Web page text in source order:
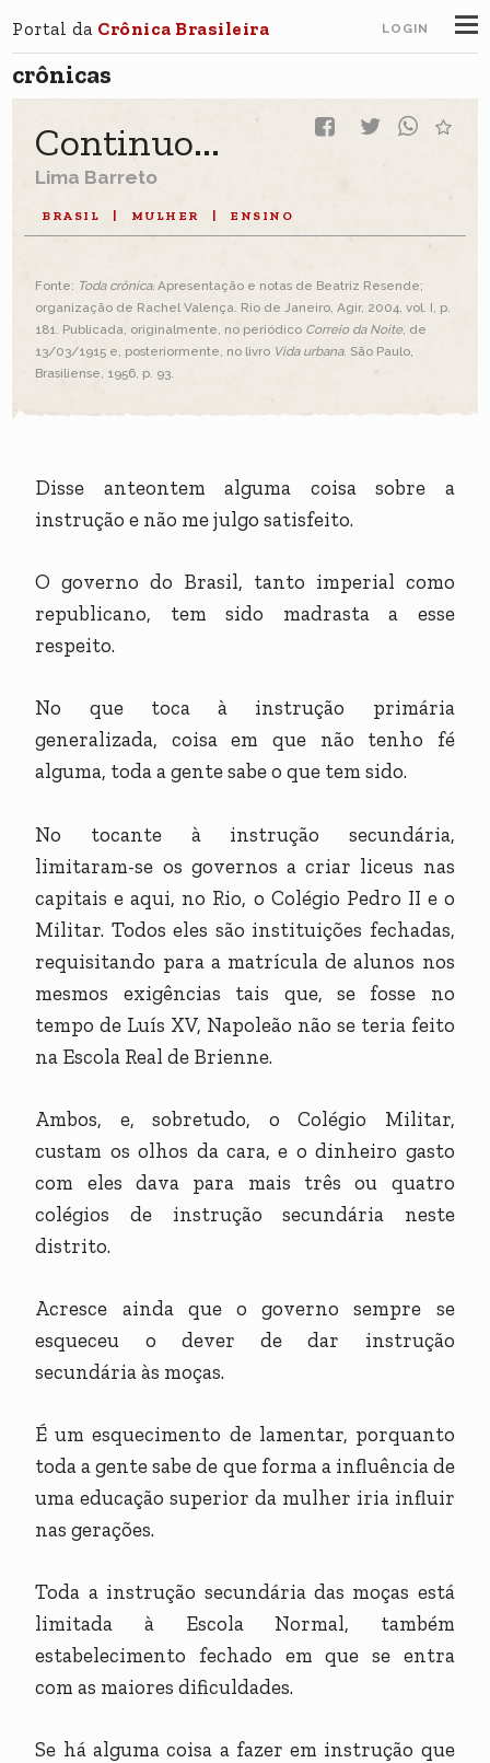
Portal da Crônica Brasileira LOGIN
crônicas
Continuo...
Lima Barreto
BRASIL MULHER ENSINO
Fonte: Toda crônica. Apresentação e notas de Beatriz Resende;
organização de Rachel Valença. Rio de Janeiro, Agir, 2004, vol. I, p.
181. Publicada, originalmente, no periódico Correio da Noite, de
13/03/1915 e, posteriormente, no livro Vida urbana. São Paulo,
Brasiliense, 1956, p. 93.
Disse anteontem alguma coisa sobre a
instrução e não me julgo satisfeito.
O governo do Brasil, tanto imperial como
republicano, tem sido madrasta a esse
respeito.
No que toca à instrução primária
generalizada, coisa em que não tenho fé
alguma, toda a gente sabe o que tem sido.
No tocante à instrução secundária,
limitaram-se os governos a criar liceus nas
capitais e aqui, no Rio, o Colégio Pedro II e o
Militar. Todos eles são instituições fechadas,
requisitando para a matrícula de alunos nos
mesmos exigências tais que, se fosse no
tempo de Luís XV, Napoleão não se teria feito
na Escola Real de Brienne.
Ambos, e, sobretudo, o Colégio Militar,
custam os olhos da cara, e o dinheiro gasto
com eles dava para mais três ou quatro
colégios de instrução secundária neste
distrito.
Acresce ainda que o governo sempre se
esqueceu o dever de dar instrução
secundária às moças.
É um esquecimento de lamentar, porquanto
toda a gente sabe de que forma a influência de
uma educação superior da mulher iria influir
nas gerações.
Toda a instrução secundária das moças está
limitada à Escola Normal, também
estabelecimento fechado em que se entra
com as maiores dificuldades.
Se há alguma coisa a fazer em instrução que